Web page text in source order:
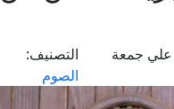
علي جمعة
التصنيف:
الصوم